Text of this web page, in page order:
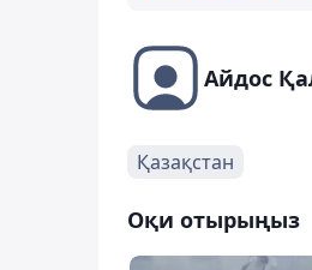
Айдос
Қазақстан
Оқи отырыңыз